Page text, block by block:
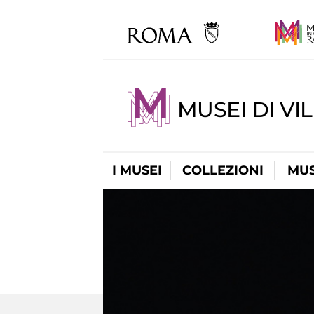
MUSEI DI
I MUSEI COLLEZIONI